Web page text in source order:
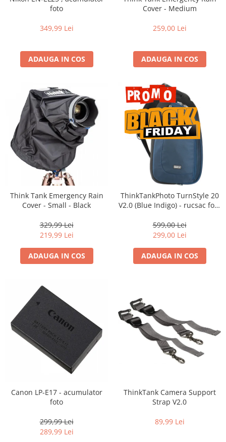
Accesorii diverse
foto
349,99 Lei
ADAUGA IN COS
Cover - Medium
259,00 Lei
ADAUGA IN COS
Think Tank Emergency Rain
Cover - Small - Black
329,99 Lei
219,99 Lei
ADAUGA IN COS
ThinkTankPhoto TurnStyle 20
V2.0 (Blue Indigo) - rucsac foto
599,00 Lei
299,00 Lei
ADAUGA IN COS
Canon LP-E17 - acumulator
foto
299,99 Lei
289,99 Lei
ThinkTank Camera Support
Strap V2.0
89,99 Lei